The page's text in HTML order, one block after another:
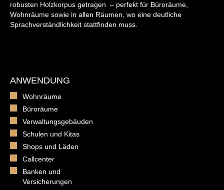
robusten Holzkorpus getragen – perfekt für Büroräume,
Wohnräume sowie in allen Räumen, wo eine deutliche
Sprachverständlichkeit stattfinden muss.
ANWENDUNG
Wohnräume
Büroräume
Verwaltungsgebäuden
Schulen und Kitas
Shops und Läden
Callcenter
Banken und
Versicherungen